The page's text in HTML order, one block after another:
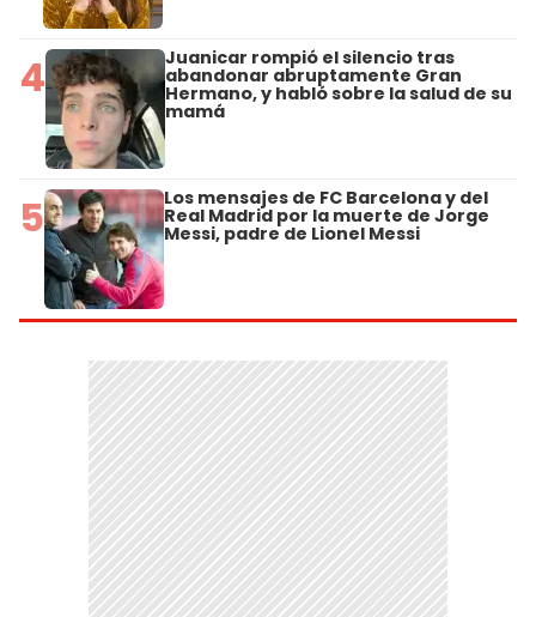
4 Juanicar rompió el silencio tras
abandonar abruptamente Gran
Hermano, y habló sobre la salud de su
mamá
5 Los mensajes de FC Barcelona y del
Real Madrid por la muerte de Jorge
Messi, padre de Lionel Messi